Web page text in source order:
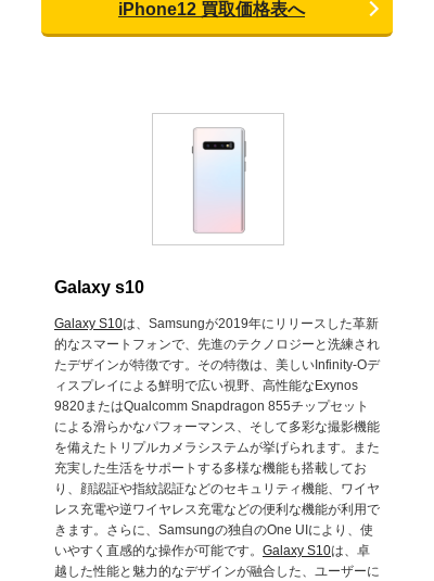
iPhone12 買取価格表へ
Galaxy s10
Galaxy S10は、Samsungが2019年にリリースした革新
的なスマートフォンで、先進のテクノロジーと洗練され
たデザインが特徴です。その特徴は、美しいInfinity-Oデ
ィスプレイによる鮮明で広い視野、高性能なExynos
9820またはQualcomm Snapdragon 855チップセット
による滑らかなパフォーマンス、そして多彩な撮影機能
を備えたトリプルカメラシステムが挙げられます。また
充実した生活をサポートする多様な機能も搭載してお
り、顔認証や指紋認証などのセキュリティ機能、ワイヤ
レス充電や逆ワイヤレス充電などの便利な機能が利用で
きます。さらに、Samsungの独自のOne UIにより、使
いやすく直感的な操作が可能です。 Galaxy S10は、卓
越した性能と魅力的なデザインが融合した、ユーザーに